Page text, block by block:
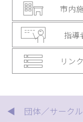
市内
指導
リン
◀ 団体／サークル